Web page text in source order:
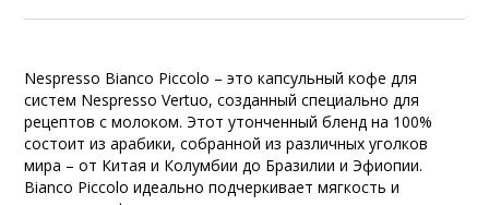
Nespresso Bianco Piccolo – это капсульный кофе для
систем Nespresso Vertuo, созданный специально для
рецептов с молоком. Этот утонченный бленд на 100%
состоит из арабики, собранной из различных уголков
мира – от Китая и Колумбии до Бразилии и Эфиопии.
Bianco Piccolo идеально подчеркивает мягкость и